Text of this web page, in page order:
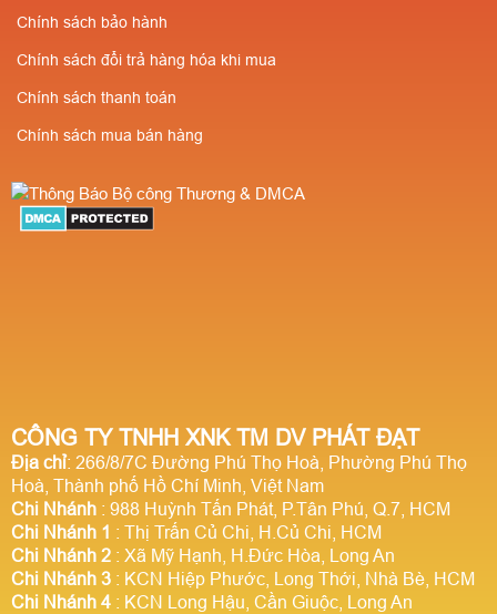
CÔNG TY TNHH XNK TM DV PHÁT ĐẠT
Địa chỉ: 266/8/7C Đường Phú Thọ Hoà, Phường Phú Thọ
Hoà, Thành phố Hồ Chí Minh, Việt Nam
Chi Nhánh : 988 Huỳnh Tấn Phát, P.Tân Phú, Q.7, HCM
Chi Nhánh 1 : Thị Trấn Củ Chi, H.Củ Chi, HCM
Chi Nhánh 2 : Xã Mỹ Hạnh, H.Đức Hòa, Long An
Chi Nhánh 3 : KCN Hiệp Phước, Long Thới, Nhà Bè, HCM
Chi Nhánh 4 : KCN Long Hậu, Cần Giuộc, Long An
Chính sách bảo hành
Chính sách đổi trả hàng hóa khi mua
Chính sách thanh toán
Chính sách mua bán hàng